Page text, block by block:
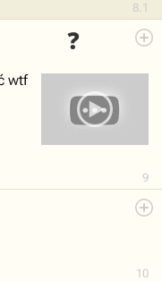
8.1
❓
9
wtf
10